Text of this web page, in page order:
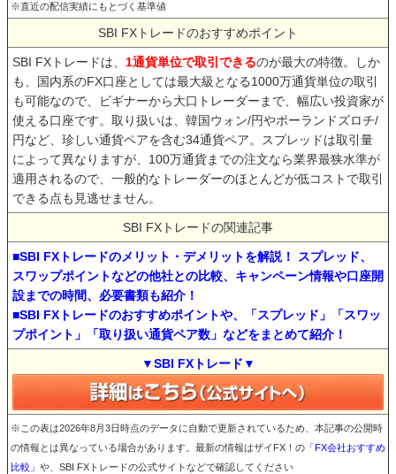
※直近の配信実績にもとづく基準値
SBI FXトレードのおすすめポイント
SBI FXトレードは、 1通貨単位で取引できるのが最大の特徴。しか
も、国内系のFX口座としては最大級となる1000万通貨単位の取引
も可能なので、ビギナーから大口トレーダーまで、幅広い投資家が
使える口座です。取り扱いは、韓国ウォン/円やポーランドズロチ/
円など、珍しい通貨ペアを含む34通貨ペア。スプレッドは取引量
によって異なりますが、100万通貨までの注文なら業界最狭水準が
適用されるので、一般的なトレーダーのほとんどが低コストで取引
できる点も見逃せません。
SBI FXトレードの関連記事
■SBI FXトレードのメリット・デメリットを解説！ スプレッド、
スワップポイントなどの他社との比較、キャンペーン情報や口座開
設までの時間、必要書類も紹介！
■SBI FXトレードのおすすめポイントや、「スプレッド」「スワッ
プポイント」「取り扱い通貨ペア数」などをまとめて紹介！
▼SBI FXトレード▼
※この表は2026年8月3日時点のデータに自動で更新されているため、本記事の公開時
の情報とは異なっている場合があります。最新の情報はザイFX！の 「FX会社おすすめ
比較」 や、SBI FXトレードの公式サイトなどで確認してください